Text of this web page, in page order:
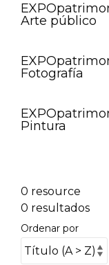
Arte público
Fotografía
Pintura
0 resource
0 resultados
Ordenar por